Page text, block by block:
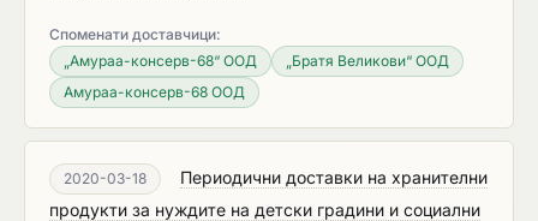
Споменати доставчици:
„Амураа-консерв-68“ ООД
„Братя Великови“ ООД
Амураа-консерв-68 ООД
2020-03-18
Периодични доставки на хранителни
продукти за нуждите на детски градини и социални